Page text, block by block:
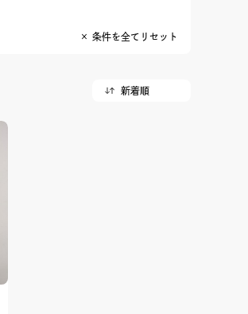
× 条件を全てリセット